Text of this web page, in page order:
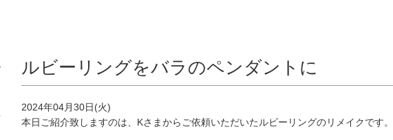
ルビーリングをバラのペンダントに
2024年04月30日(火)
本日ご紹介致しますのは、Kさまからご依頼いただいたルビーリングのリメイクです。